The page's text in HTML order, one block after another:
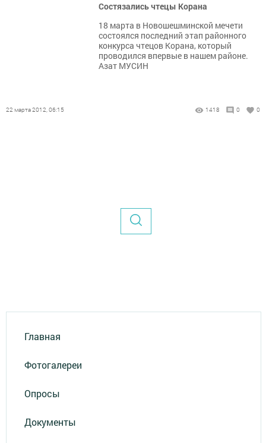
Состязались чтецы Корана
18 марта в Новошешминской мечети
состоялся последний этап районного
конкурса чтецов Корана, который
проводился впервые в нашем районе.
Азат МУСИН
22 марта 2012, 06:15 1418 0 0
Главная
Фотогалереи
Опросы
Документы